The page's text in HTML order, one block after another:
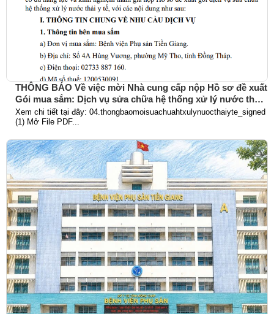
THÔNG BÁO Về việc mời Nhà cung cấp nộp Hồ sơ đề xuất
Gói mua sắm: Dịch vụ sửa chữa hệ thống xử lý nước thải
y tế
Xem chi tiết tại đây: 04.thongbaomoisuachuahtxulynuocthaiyte_signed
(1) Mở File PDF...